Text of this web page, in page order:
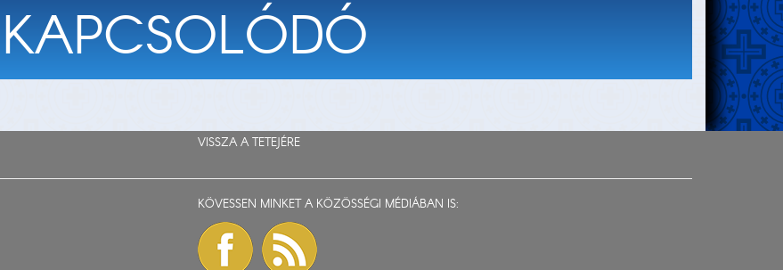
KAPCSOLÓDÓ
VISSZA A TETEJÉRE
KÖVESSEN MINKET A KÖZÖSSÉGI MÉDIÁBAN IS: